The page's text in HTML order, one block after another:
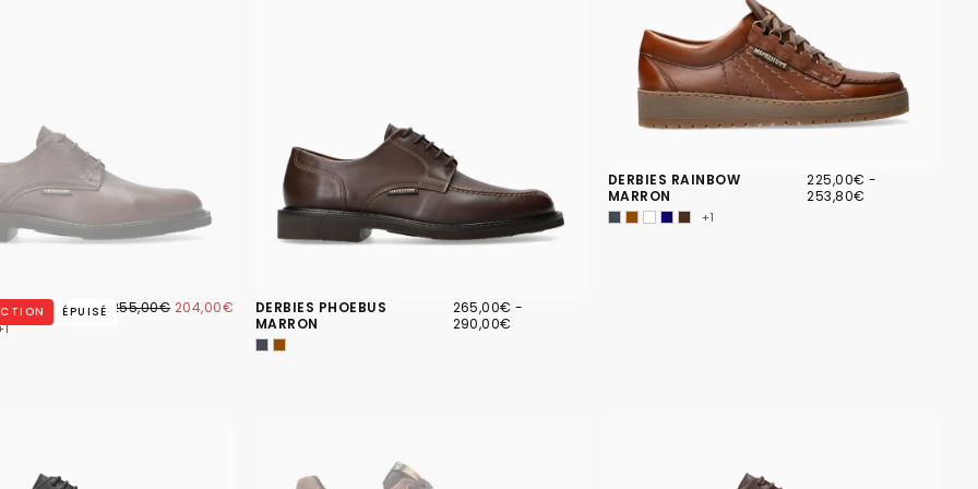
MARRON
ÉPUISÉ 204,00€
PRIX
255,00€ PRIX
204,00€
DERBIES PHOEBUS
MARRON
265,00€
PRIX
MINIMUM
265,00€ -
290,00€
DERBIES RAINBOW
MARRON
225,00€
PRIX
MINIMUM
225,00€ -
253,80€
+1